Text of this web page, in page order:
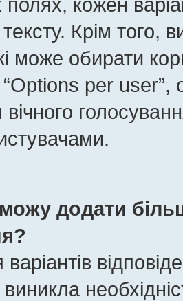
Крім того,
може обирати
per user”,
додати